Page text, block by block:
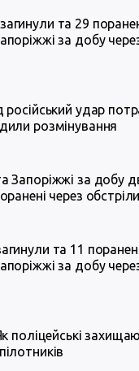
та 29
за добу
російський удар
розмінування
Запоріжжі за добу
через
та 11
за добу
поліцейські